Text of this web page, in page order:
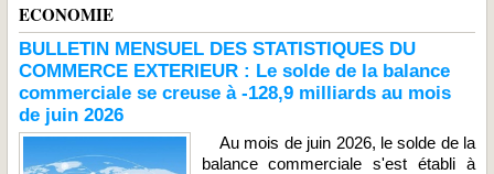
ECONOMIE
BULLETIN MENSUEL DES STATISTIQUES DU
COMMERCE EXTERIEUR : Le solde de la balance
commerciale se creuse à -128,9 milliards au mois
de juin 2026
Au mois de juin 2026, le solde de la
balance commerciale s'est établi à